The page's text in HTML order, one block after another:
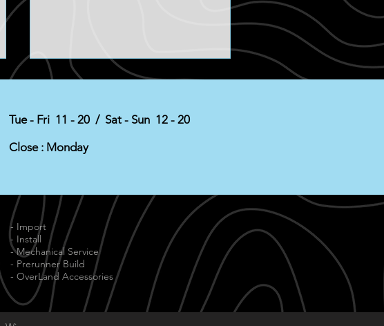
Tue - Fri 11 - 20 / Sat - Sun 12 - 20
Close : Monday
- Import
- Install
- Mechanical Service
- Prerunner Build
- OverLand Accessories